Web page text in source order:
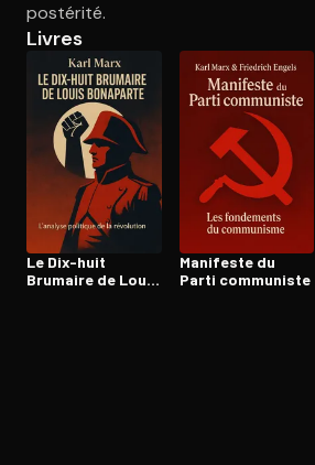
postérité.
Livres
Le Dix-huit
Brumaire de Louis
Manifeste du
Parti communiste